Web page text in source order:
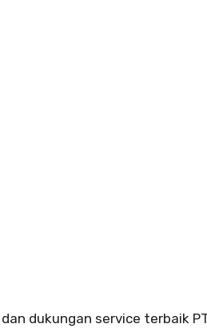
dukungan service terbaik